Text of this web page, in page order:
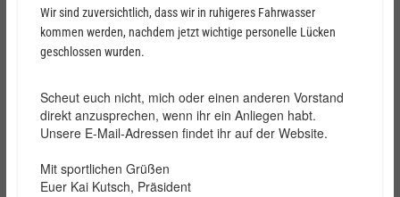
Wir sind zuversichtlich, dass wir in ruhigeres Fahrwasser
kommen werden, nachdem jetzt wichtige personelle Lücken
geschlossen wurden.
Scheut euch nicht, mich oder einen anderen Vorstand
direkt anzusprechen, wenn ihr ein Anliegen habt.
Unsere E-Mail-Adressen findet ihr auf der Website.
Mit sportlichen Grüßen
Euer Kai Kutsch, Präsident